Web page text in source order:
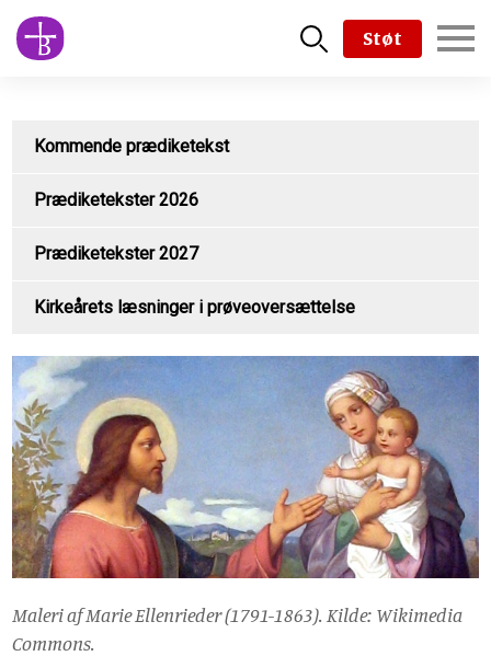
Skip
to
Støt
Kommende prædiketekst
Prædiketekster 2026
Prædiketekster 2027
Kirkeårets læsninger i prøveoversættelse
Maleri af Marie Ellenrieder (1791-1863). Kilde: Wikimedia
Commons.